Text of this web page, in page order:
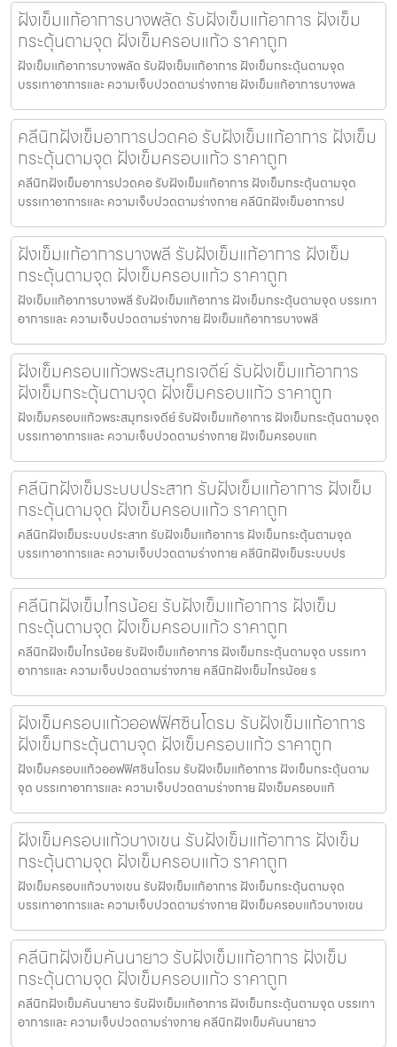
ฝังเข็มแก้อาการบางพลัด รับฝังเข็มแก้อาการ ฝังเข็ม
กระตุ้นตามจุด ฝังเข็มครอบแก้ว ราคาถูก
ฝังเข็มแก้อาการบางพลัด รับฝังเข็มแก้อาการ ฝังเข็มกระตุ้นตามจุด
บรรเทาอาการและ ความเจ็บปวดตามร่างกาย ฝังเข็มแก้อาการบางพล
คลีนิกฝังเข็มอาการปวดคอ รับฝังเข็มแก้อาการ ฝังเข็ม
กระตุ้นตามจุด ฝังเข็มครอบแก้ว ราคาถูก
คลีนิกฝังเข็มอาการปวดคอ รับฝังเข็มแก้อาการ ฝังเข็มกระตุ้นตามจุด
บรรเทาอาการและ ความเจ็บปวดตามร่างกาย คลีนิกฝังเข็มอาการป
ฝังเข็มแก้อาการบางพลี รับฝังเข็มแก้อาการ ฝังเข็ม
กระตุ้นตามจุด ฝังเข็มครอบแก้ว ราคาถูก
ฝังเข็มแก้อาการบางพลี รับฝังเข็มแก้อาการ ฝังเข็มกระตุ้นตามจุด บรรเทา
อาการและ ความเจ็บปวดตามร่างกาย ฝังเข็มแก้อาการบางพลี
ฝังเข็มครอบแก้วพระสมุทรเจดีย์ รับฝังเข็มแก้อาการ
ฝังเข็มกระตุ้นตามจุด ฝังเข็มครอบแก้ว ราคาถูก
ฝังเข็มครอบแก้วพระสมุทรเจดีย์ รับฝังเข็มแก้อาการ ฝังเข็มกระตุ้นตามจุด
บรรเทาอาการและ ความเจ็บปวดตามร่างกาย ฝังเข็มครอบแก
คลีนิกฝังเข็มระบบประสาท รับฝังเข็มแก้อาการ ฝังเข็ม
กระตุ้นตามจุด ฝังเข็มครอบแก้ว ราคาถูก
คลีนิกฝังเข็มระบบประสาท รับฝังเข็มแก้อาการ ฝังเข็มกระตุ้นตามจุด
บรรเทาอาการและ ความเจ็บปวดตามร่างกาย คลีนิกฝังเข็มระบบปร
คลีนิกฝังเข็มไทรน้อย รับฝังเข็มแก้อาการ ฝังเข็ม
กระตุ้นตามจุด ฝังเข็มครอบแก้ว ราคาถูก
คลีนิกฝังเข็มไทรน้อย รับฝังเข็มแก้อาการ ฝังเข็มกระตุ้นตามจุด บรรเทา
อาการและ ความเจ็บปวดตามร่างกาย คลีนิกฝังเข็มไทรน้อย ร
ฝังเข็มครอบแก้วออฟฟิศซินโดรม รับฝังเข็มแก้อาการ
ฝังเข็มกระตุ้นตามจุด ฝังเข็มครอบแก้ว ราคาถูก
ฝังเข็มครอบแก้วออฟฟิศซินโดรม รับฝังเข็มแก้อาการ ฝังเข็มกระตุ้นตาม
จุด บรรเทาอาการและ ความเจ็บปวดตามร่างกาย ฝังเข็มครอบแก้
ฝังเข็มครอบแก้วบางเขน รับฝังเข็มแก้อาการ ฝังเข็ม
กระตุ้นตามจุด ฝังเข็มครอบแก้ว ราคาถูก
ฝังเข็มครอบแก้วบางเขน รับฝังเข็มแก้อาการ ฝังเข็มกระตุ้นตามจุด
บรรเทาอาการและ ความเจ็บปวดตามร่างกาย ฝังเข็มครอบแก้วบางเขน
คลีนิกฝังเข็มคันนายาว รับฝังเข็มแก้อาการ ฝังเข็ม
กระตุ้นตามจุด ฝังเข็มครอบแก้ว ราคาถูก
คลีนิกฝังเข็มคันนายาว รับฝังเข็มแก้อาการ ฝังเข็มกระตุ้นตามจุด บรรเทา
อาการและ ความเจ็บปวดตามร่างกาย คลีนิกฝังเข็มคันนายาว